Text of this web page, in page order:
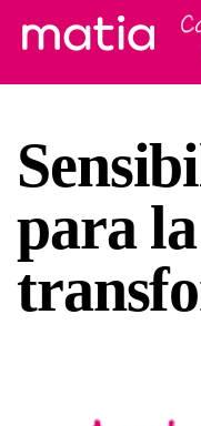
para la